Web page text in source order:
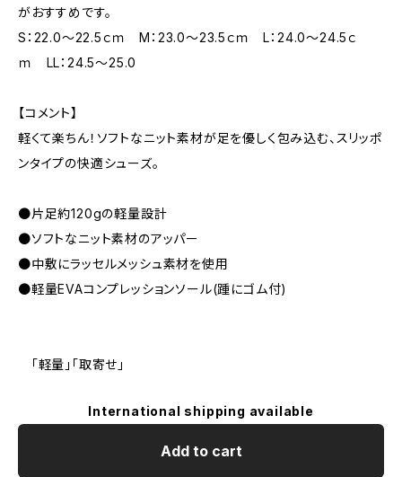
がおすすめです。
S：22.0〜22.5ｃｍ M：23.0〜23.5ｃｍ L：24.0〜24.5ｃ
ｍ LL：24.5〜25.0
【コメント】
軽くて楽ちん！ソフトなニット素材が足を優しく包み込む、スリッポ
ンタイプの快適シューズ。
●片足約120gの軽量設計
●ソフトなニット素材のアッパー
●中敷にラッセルメッシュ素材を使用
●軽量EVAコンプレッションソール(踵にゴム付)
「軽量」「取寄せ」
International shipping available
Add to cart